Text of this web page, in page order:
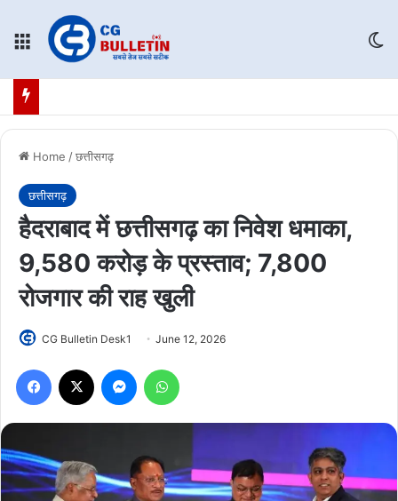
Menu
Home /छत्तीसगढ़
छत्तीसगढ़
हैदराबाद में छत्तीसगढ़ का निवेश धमाका,
9,580 करोड़ के प्रस्ताव; 7,800
रोजगार की राह खुली
CG Bulletin Desk1 June 12, 2026
Facebook Messenger